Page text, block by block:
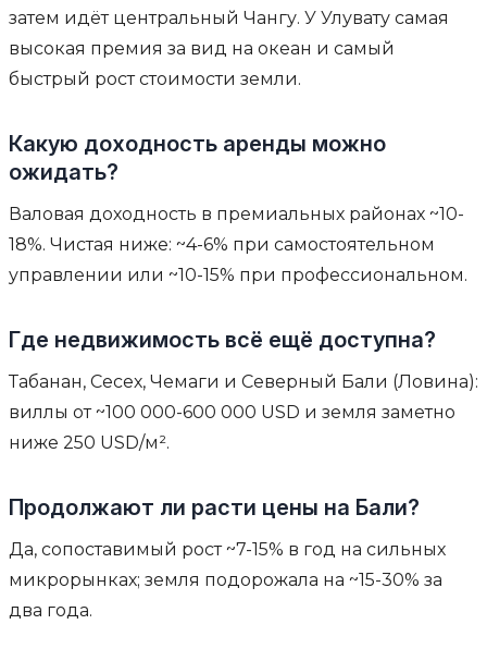
затем идёт центральный Чангу. У Улувату самая
высокая премия за вид на океан и самый
быстрый рост стоимости земли.
Какую доходность аренды можно
ожидать?
Валовая доходность в премиальных районах ~10-
18%. Чистая ниже: ~4-6% при самостоятельном
управлении или ~10-15% при профессиональном.
Где недвижимость всё ещё доступна?
Табанан, Сесех, Чемаги и Северный Бали (Ловина):
виллы от ~100 000-600 000 USD и земля заметно
ниже 250 USD/м².
Продолжают ли расти цены на Бали?
Да, сопоставимый рост ~7-15% в год на сильных
микрорынках; земля подорожала на ~15-30% за
два года.